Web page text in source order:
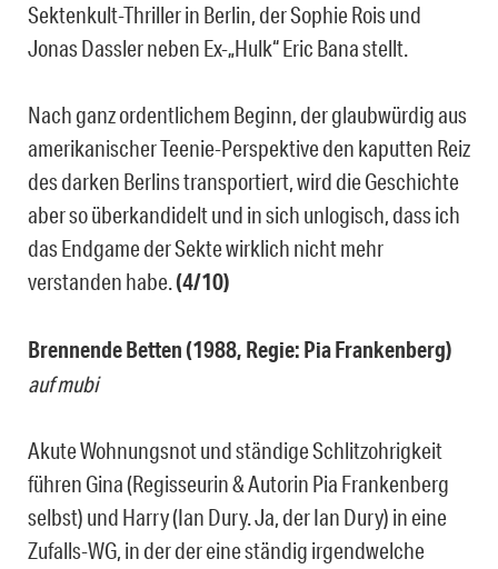
Sektenkult-Thriller in Berlin, der Sophie Rois und
Jonas Dassler neben Ex-„Hulk“ Eric Bana stellt.
Nach ganz ordentlichem Beginn, der glaubwürdig aus
amerikanischer Teenie-Perspektive den kaputten Reiz
des darken Berlins transportiert, wird die Geschichte
aber so überkandidelt und in sich unlogisch, dass ich
das Endgame der Sekte wirklich nicht mehr
verstanden habe.(4/10)
Brennende Betten (1988, Regie: Pia Frankenberg)
auf mubi
Akute Wohnungsnot und ständige Schlitzohrigkeit
führen Gina (Regisseurin & Autorin Pia Frankenberg
selbst) und Harry (Ian Dury. Ja, der Ian Dury) in eine
Zufalls-WG, in der der eine ständig irgendwelche